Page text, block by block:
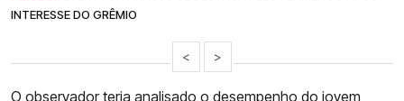
INTERESSE DO GRÊMIO
< >
O observador teria analisado o desempenho do jovem